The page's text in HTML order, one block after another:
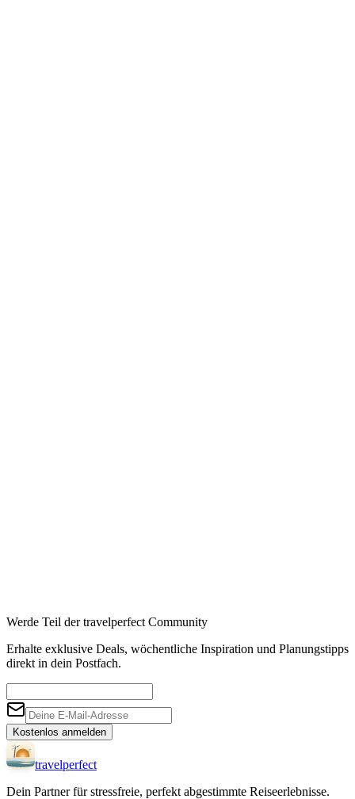
Werde Teil der travelperfect Community
Erhalte exklusive Deals, wöchentliche Inspiration und Planungstipps
direkt in dein Postfach.
Kostenlos anmelden
travelperfect
Dein Partner für stressfreie, perfekt abgestimmte Reiseerlebnisse.